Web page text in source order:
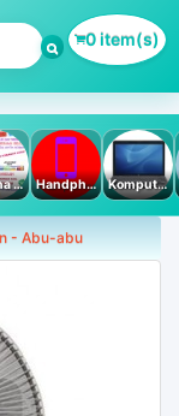
0 item(s)
Busana Muslim Handphone & Tablet Komputer PC & Laptop
- Abu-abu